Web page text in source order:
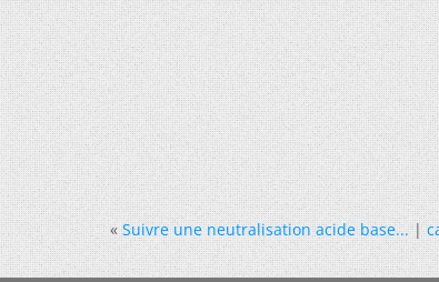
« Suivre une neutralisation acide base...|